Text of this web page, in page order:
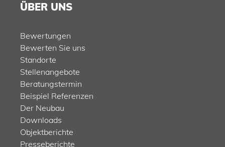
ÜBER UNS
Bewertungen
Bewerten Sie uns
Standorte
Stellenangebote
Beratungstermin
Beispiel Referenzen
Der Neubau
Downloads
Objektberichte
Presseberichte